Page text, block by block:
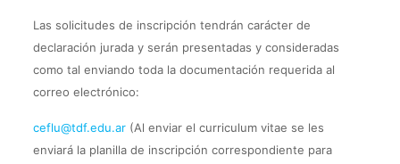
Las solicitudes de inscripción tendrán carácter de
declaración jurada y serán presentadas y consideradas
como tal enviando toda la documentación requerida al
correo electrónico:
ceflu@tdf.edu.ar(Al enviar el curriculum vitae se les
enviará la planilla de inscripción correspondiente para